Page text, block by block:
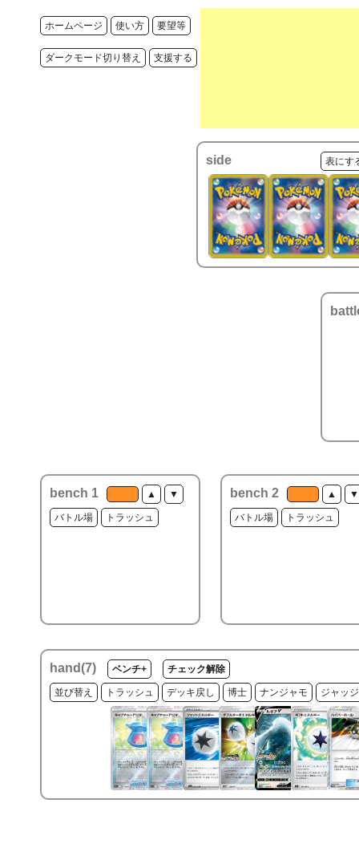
ホームページ 使い方 要望等
ダークモード切り替え 支援する
side 表にす
bench 1 ▲ ▼
バトル場 トラッシュ
bench 2 ▲ ▼
バトル場 トラッシュ
hand(7) ベンチ+ チェック解除
並び替え トラッシュ デッキ戻し 博士 ナンジャモ ジャッ